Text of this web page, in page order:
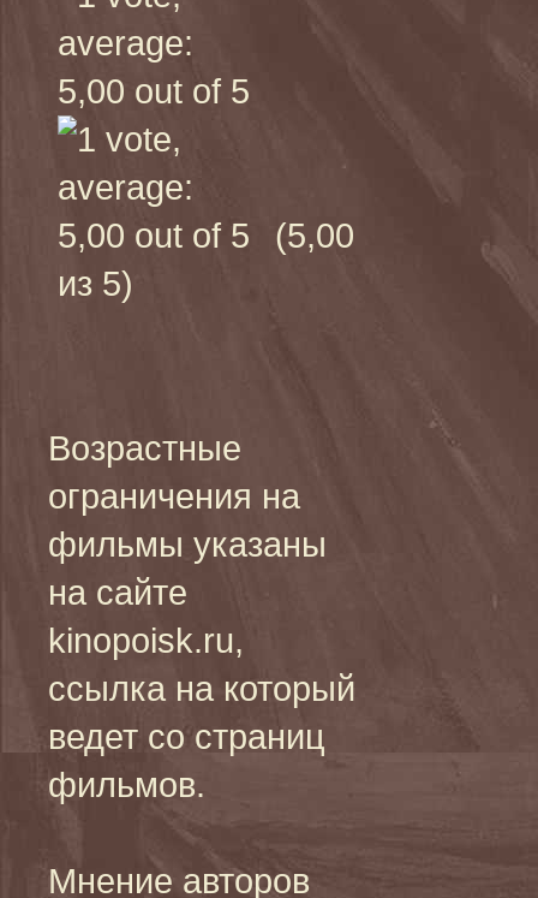
(5,00
из 5)
Возрастные
ограничения на
фильмы указаны
на сайте
kinopoisk.ru,
ссылка на который
ведет со страниц
фильмов.
Мнение авторов